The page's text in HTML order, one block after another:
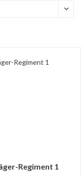
Regiment 1